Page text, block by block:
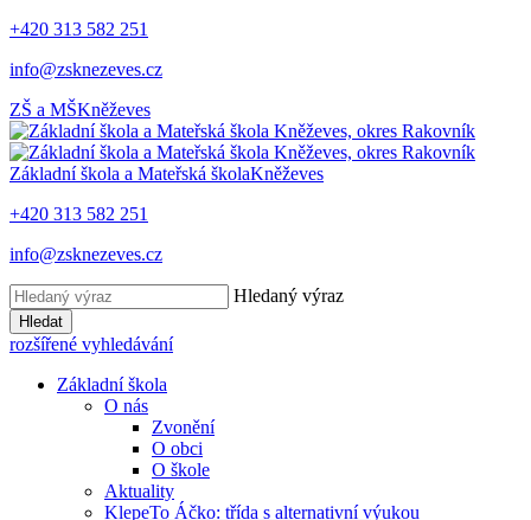
+420 313 582 251
info@zsknezeves.cz
ZŠ a MŠKněževes
Základní škola a Mateřská školaKněževes
+420 313 582 251
info@zsknezeves.cz
Hledaný výraz
Hledat
rozšířené vyhledávání
Základní škola
O nás
Zvonění
O obci
O škole
Aktuality
KlepeTo Áčko: třída s alternativní výukou